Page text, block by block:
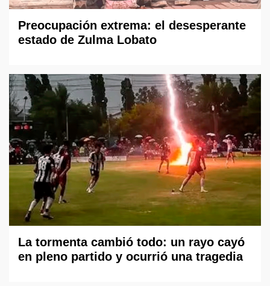
Preocupación extrema: el desesperante
estado de Zulma Lobato
La tormenta cambió todo: un rayo cayó
en pleno partido y ocurrió una tragedia